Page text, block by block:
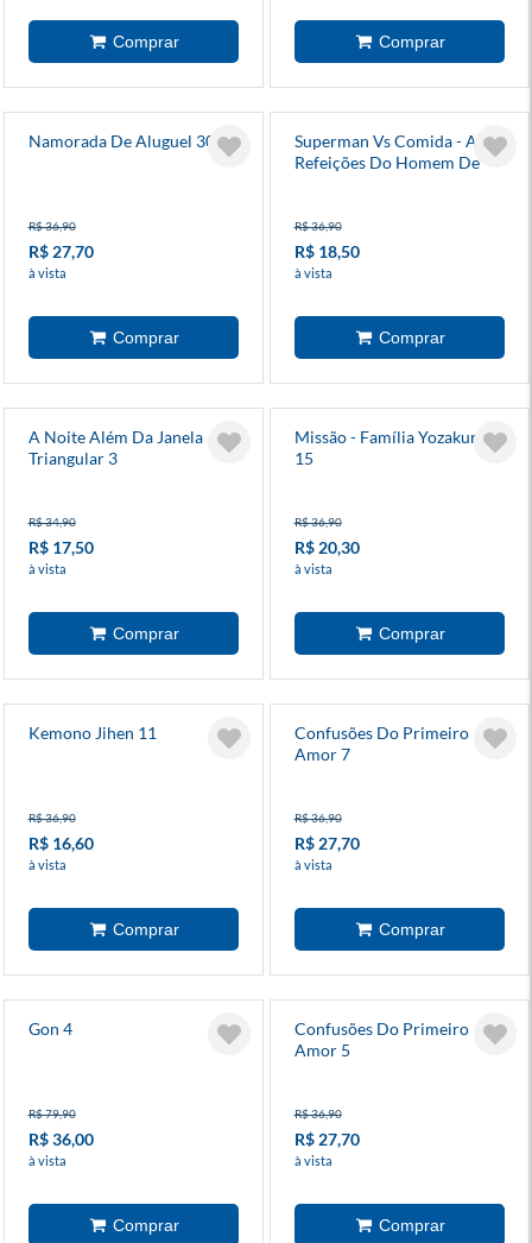
Namorada De Aluguel 30
R$ 36,90
R$ 27,70
à vista
Superman Vs Comida - As
Refeições Do Homem De
R$ 36,90
R$ 18,50
à vista
A Noite Além Da Janela
Triangular 3
R$ 34,90
R$ 17,50
à vista
Missão - Família Yozakura
15
R$ 36,90
R$ 20,30
à vista
Kemono Jihen 11
R$ 36,90
R$ 16,60
à vista
Confusões Do Primeiro
Amor 7
R$ 36,90
R$ 27,70
à vista
Gon 4
R$ 79,90
R$ 36,00
à vista
Confusões Do Primeiro
Amor 5
R$ 36,90
R$ 27,70
à vista